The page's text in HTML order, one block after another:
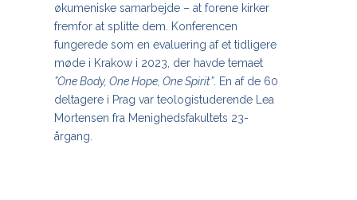
økumeniske samarbejde – at forene kirker
fremfor at splitte dem. Konferencen
fungerede som en evaluering af et tidligere
møde i Krakow i 2023, der havde temaet
”One Body, One Hope, One Spirit”. En af de 60
deltagere i Prag var teologistuderende Lea
Mortensen fra Menighedsfakultets 23-
årgang.